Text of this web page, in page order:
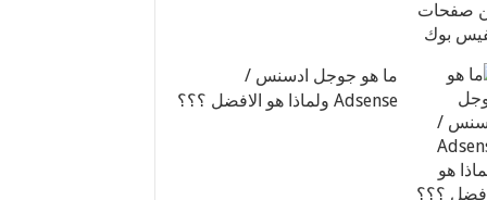
ما هو جوجل ادسنس /
Adsense ولماذا هو الافضل ؟؟؟